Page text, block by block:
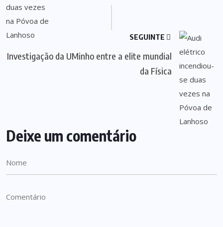
SEGUINTE
Investigação da UMinho entre a elite mundial
da Física
Deixe um comentário